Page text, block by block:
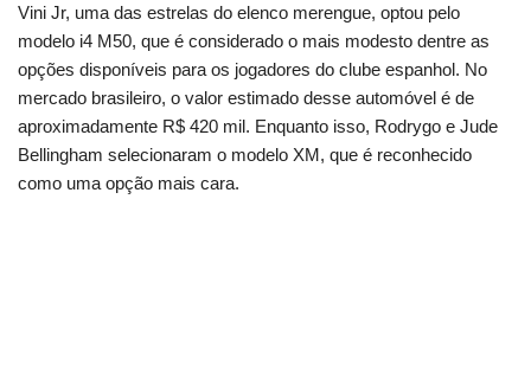
Vini Jr, uma das estrelas do elenco merengue, optou pelo
modelo i4 M50, que é considerado o mais modesto dentre as
opções disponíveis para os jogadores do clube espanhol. No
mercado brasileiro, o valor estimado desse automóvel é de
aproximadamente R$ 420 mil. Enquanto isso, Rodrygo e Jude
Bellingham selecionaram o modelo XM, que é reconhecido
como uma opção mais cara.